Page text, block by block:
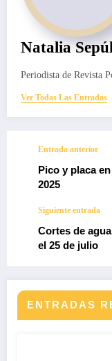
Natalia
Periodista de Revista
Ver Todas Las Entradas
Entrada anterior
Pico y placa
2025
Siguiente entrada
Cortes de
el 25 de julio
ENTRADAS